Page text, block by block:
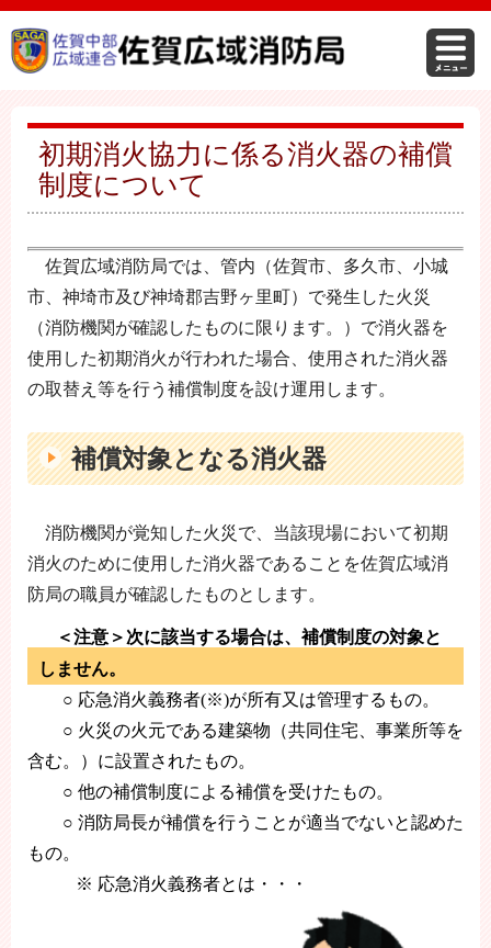
初期消火協力に係る消火器の補償
制度について
佐賀広域消防局では、管内（佐賀市、多久市、小城
市、神埼市及び神埼郡吉野ヶ里町）で発生した火災
（消防機関が確認したものに限ります。）で消火器を
使用した初期消火が行われた場合、使用された消火器
の取替え等を行う補償制度を設け運用します。
補償対象となる消火器
消防機関が覚知した火災で、当該現場において初期
消火のために使用した消火器であることを佐賀広域消
防局の職員が確認したものとします。
＜注意＞ 次に該当する場合は、補償制度の対象と
しません。
○ 応急消火義務者(※)が所有又は管理するもの。
○ 火災の火元である建築物（共同住宅、事業所等を
含む。）に設置されたもの。
○ 他の補償制度による補償を受けたもの。
○ 消防局長が補償を行うことが適当でないと認めた
もの。
※ 応急消火義務者とは・・・